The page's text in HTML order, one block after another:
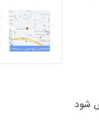
شود